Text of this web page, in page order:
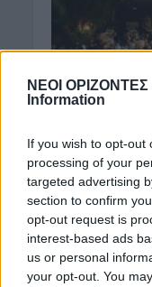
ΝΕΟΙ ΟΡΙΖΟΝΤΕΣ
Information
If you wish to opt-out
processing of your
targeted advertising
section to confirm
opt-out request is
interest-based ads
us or personal
your opt-out. You